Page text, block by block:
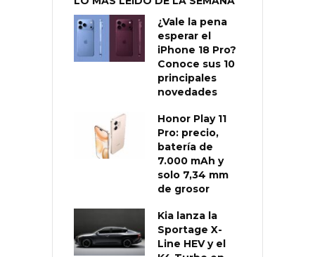
¿Vale la pena
esperar el
iPhone 18 Pro?
Conoce sus 10
principales
novedades
Honor Play 11
Pro: precio,
batería de
7.000 mAh y
solo 7,34 mm
de grosor
Kia lanza la
Sportage X-
Line HEV y el